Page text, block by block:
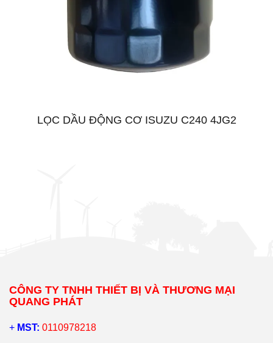
LỌC DẦU ĐỘNG CƠ ISUZU C240 4JG2
CÔNG TY TNHH THIẾT BỊ VÀ THƯƠNG MẠI
QUANG PHÁT
+ MST: 0110978218